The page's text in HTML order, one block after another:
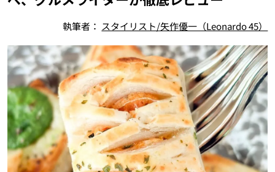
執筆者： スタイリスト/矢作優一（Leonardo 45）